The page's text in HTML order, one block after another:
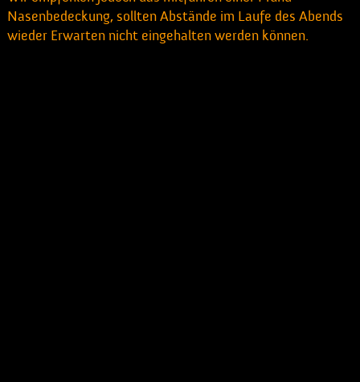
Nasenbedeckung, sollten Abstände im Laufe des Abends
wieder Erwarten nicht eingehalten werden können.